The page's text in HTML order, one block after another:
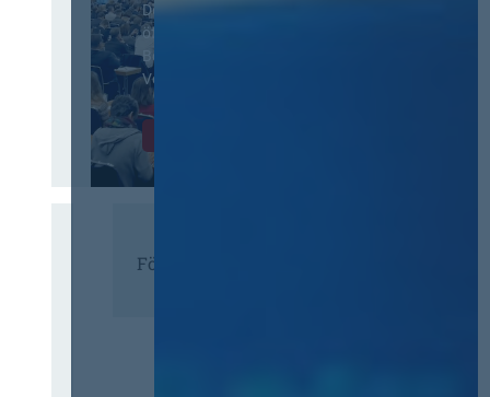
Der Jahreskongress für
öffentliches
Beschaffungswesen und
Vergaberecht
Förderer